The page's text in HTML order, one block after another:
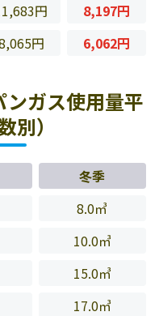
円
8,197円
円 6,062円
ガス使用量平
別）
冬季
8.0㎥
10.0㎥
15.0㎥
17.0㎥